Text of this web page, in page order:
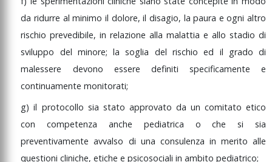
daridurre alminimo il dolore,il disagio, lapaura eognialtro
rischioprevedibile,inrelazioneallamalattiaeallostadiodi
sviluppo del minore;lasoglia del rischioed il gradodi
malessere devono essere definiti specificamentee
continuamentemonitorati;
g)il protocollo sia stato approvato da uncomitatoetico
concompetenzaanche pediatrica ochesisia
preventivamenteavvalso di una consulenza in meritoalle
questionicliniche,eticheepsicosocialiinambitopediatrico;